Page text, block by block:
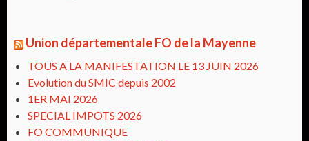
Union départementale FO de la Mayenne
TOUS A LA MANIFESTATION LE 13 JUIN 2026
Evolution du SMIC depuis 2002
1ER MAI 2026
SPECIAL IMPOTS 2026
FO COMMUNIQUE